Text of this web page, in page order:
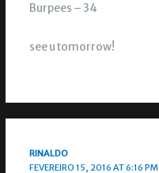
Burpees – 34
see u tomorrow!
RINALDO
FEVEREIRO 15, 2016 AT 6:16 PM